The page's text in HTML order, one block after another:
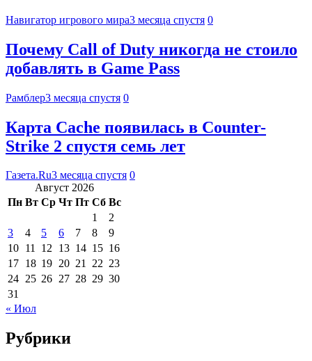
Навигатор игрового мира3 месяца спустя 0
Почему Call of Duty никогда не стоило
добавлять в Game Pass
Рамблер3 месяца спустя 0
Карта Cache появилась в Counter-
Strike 2 спустя семь лет
Газета.Ru3 месяца спустя 0
Август 2026
Пн Вт Ср Чт Пт Сб Вс
1
2
3
4 5 6 7 8
9
10 11 12 13 14 15 16
17 18 19 20 21 22 23
24 25 26 27 28 29 30
31
« Июл
Рубрики